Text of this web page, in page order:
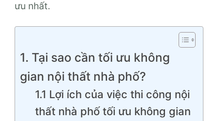
ưu nhất.
1. Tại sao cần tối ưu không
gian nội thất nhà phố?
1.1 Lợi ích của việc thi công nội
thất nhà phố tối ưu không gian